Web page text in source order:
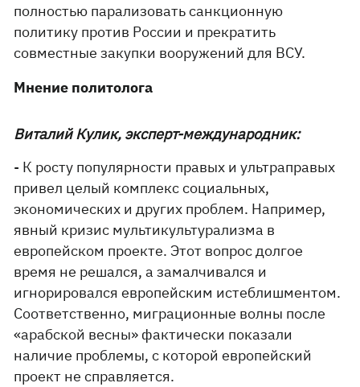
полностью парализовать санкционную
политику против России и прекратить
совместные закупки вооружений для ВСУ.
Мнение политолога
Виталий Кулик, эксперт-международник:
- К росту популярности правых и ультраправых
привел целый комплекс социальных,
экономических и других проблем. Например,
явный кризис мультикультурализма в
европейском проекте. Этот вопрос долгое
время не решался, а замалчивался и
игнорировался европейским истеблишментом.
Соответственно, миграционные волны после
«арабской весны» фактически показали
наличие проблемы, с которой европейский
проект не справляется.